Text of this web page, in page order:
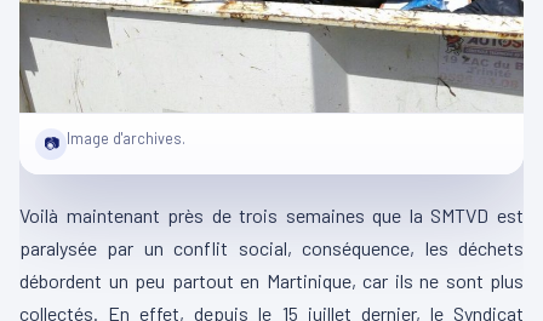
📷 Image d'archives.
Voilà maintenant près de trois semaines que la SMTVD est
paralysée par un conflit social, conséquence, les déchets
débordent un peu partout en Martinique, car ils ne sont plus
collectés. En effet, depuis le 15 juillet dernier, le Syndicat